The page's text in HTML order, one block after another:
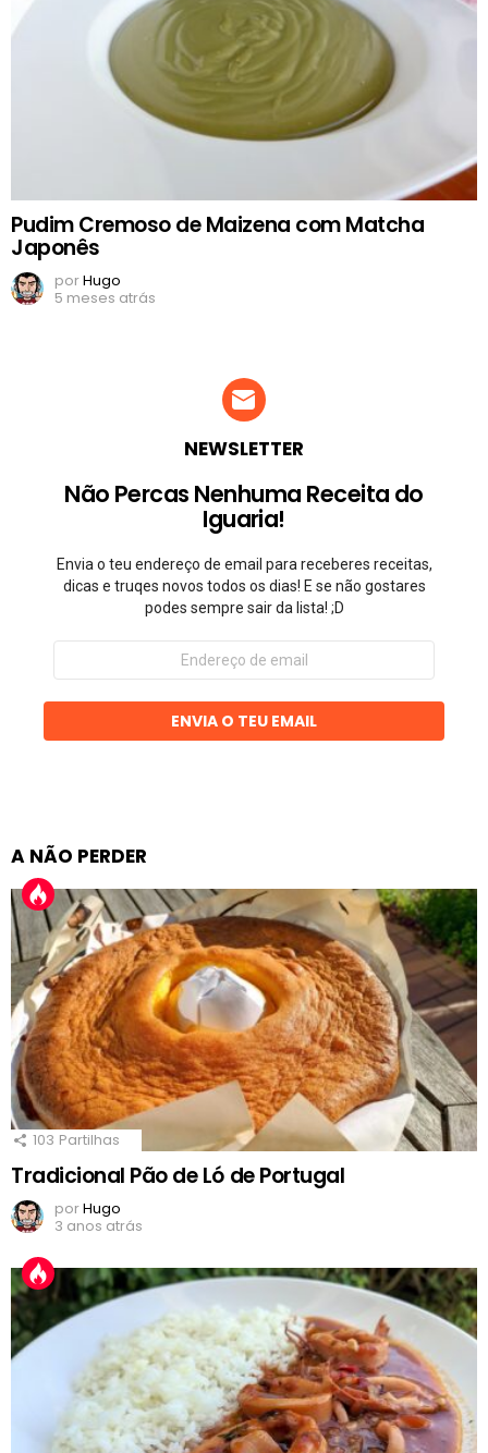
Pudim Cremoso de Maizena com Matcha
Japonês
porHugo
5 meses atrás
NEWSLETTER
Não Percas Nenhuma Receita do
Iguaria!
Envia o teu endereço de email para receberes receitas,
dicas e truqes novos todos os dias! E se não gostares
podes sempre sair da lista! ;D
Endereço
email
ENVIA O TEU EMAIL
A NÃO PERDER
103 Partilhas
Tradicional Pão de Ló de Portugal
porHugo
3 anos atrás